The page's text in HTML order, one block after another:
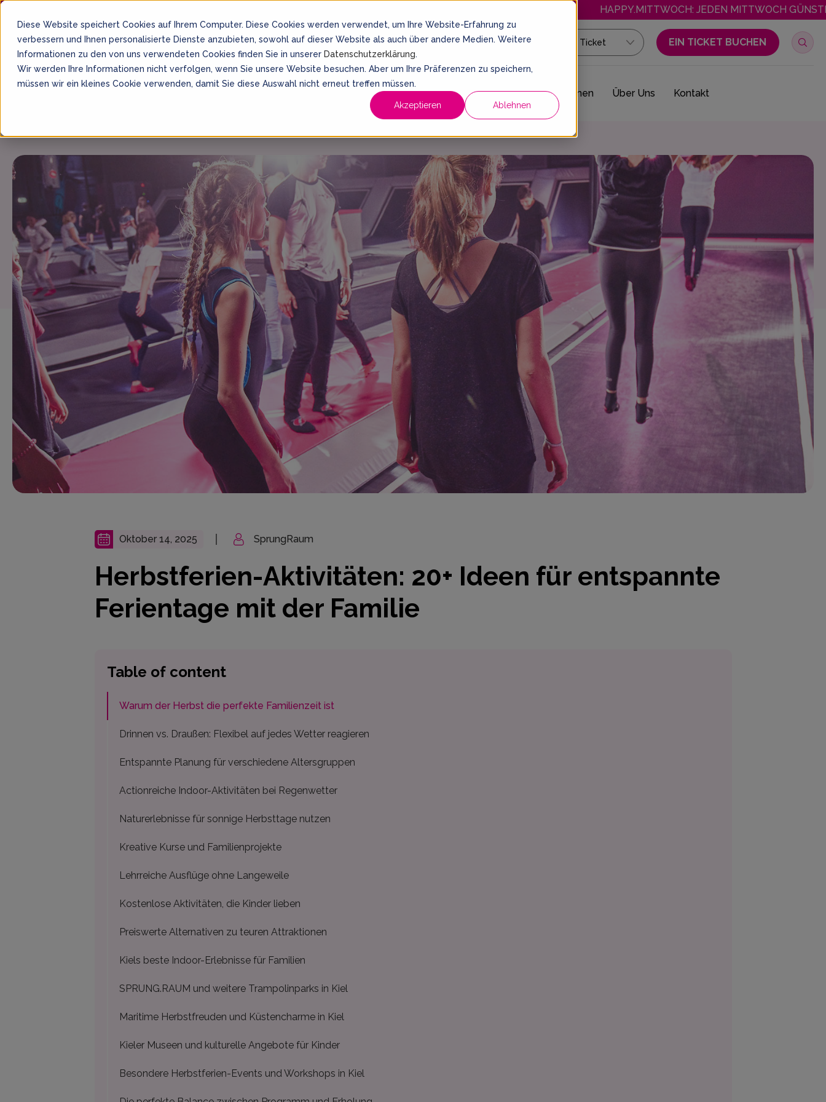
Diese Website speichert Cookies auf Ihrem Computer. Diese Cookies werden verwendet, um Ihre Website-Erfahrung zu
verbessern und Ihnen personalisierte Dienste anzubieten, sowohl auf dieser Website als auch über andere Medien. Weitere
Informationen zu den von uns verwendeten Cookies finden Sie in unserer Datenschutzerklärung.
Wir werden Ihre Informationen nicht verfolgen, wenn Sie unsere Website besuchen. Aber um Ihre Präferenzen zu speichern,
müssen wir ein kleines Cookie verwenden, damit Sie diese Auswahl nicht erneut treffen müssen.
Akzeptieren Ablehnen
HAPPY.MITTWOCH: JEDEN MITTWOCH GÜNSTIGER
Kiel Dein Sprung Ticket EIN TICKET BUCHEN
Schulausflug Events Kurse Attraktionen Über Uns Kontakt
Oktober 14, 2025 SprungRaum
Herbstferien-Aktivitäten: 20+ Ideen für entspannte
Ferientage mit der Familie
Table of content
Warum der Herbst die perfekte Familienzeit ist
Drinnen vs. Draußen: Flexibel auf jedes Wetter reagieren
Entspannte Planung für verschiedene Altersgruppen
Actionreiche Indoor-Aktivitäten bei Regenwetter
Naturerlebnisse für sonnige Herbsttage nutzen
Kreative Kurse und Familienprojekte
Lehrreiche Ausflüge ohne Langeweile
Kostenlose Aktivitäten, die Kinder lieben
Preiswerte Alternativen zu teuren Attraktionen
Kiels beste Indoor-Erlebnisse für Familien
SPRUNG.RAUM und weitere Trampolinparks in Kiel
Maritime Herbstfreuden und Küstencharme in Kiel
Kieler Museen und kulturelle Angebote für Kinder
Besondere Herbstferien-Events und Workshops in Kiel